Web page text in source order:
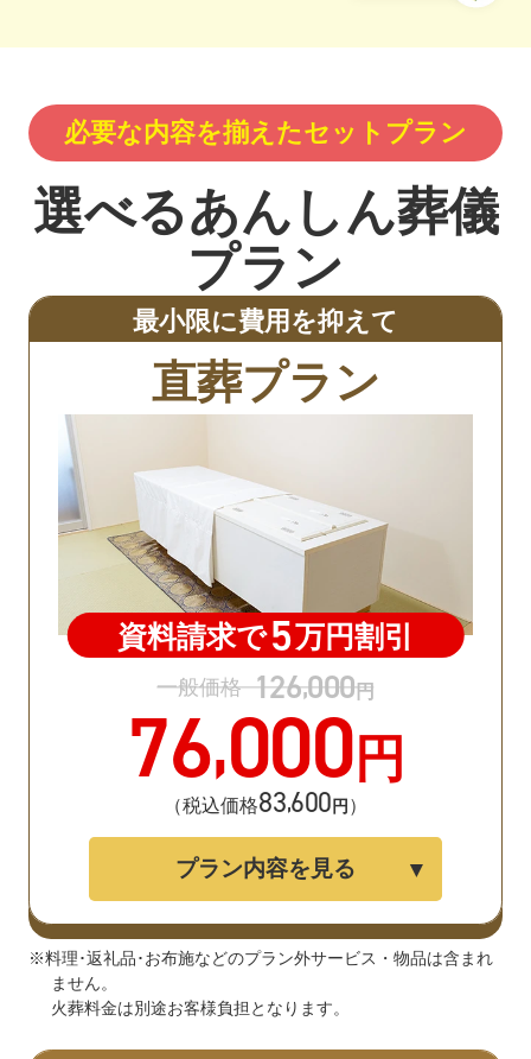
必要な内容を揃えたセットプラン
選べるあんしん葬儀
プラン
最小限に費用を抑えて
直葬プラン
資料請求で5万円割引
一般価格 126,000円
76,000 円
（税込価格83,600 円 ）
プラン内容を見る
※料理･返礼品･お布施などのプラン外サービス・物品は含まれ
ません。
火葬料金は別途お客様負担となります。